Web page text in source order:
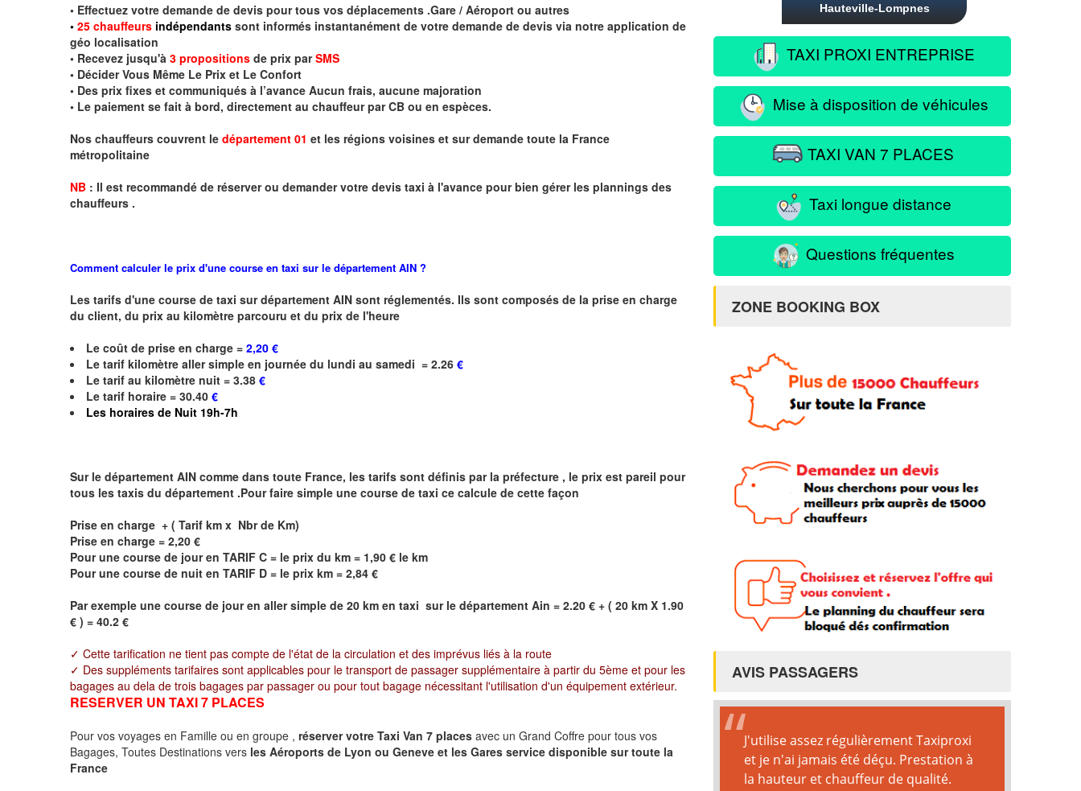
• Effectuez votre demande de devis pour tous vos déplacements .Gare / Aéroport ou autres
• 25 chauffeurs indépendants sont informés instantanément de votre demande de devis via notre application de
géo localisation
• Recevez jusqu'à 3 propositions de prix parSMS
• Décider Vous Même Le Prix et Le Confort
• Des prix fixes et communiqués à l’avance Aucun frais, aucune majoration
• Le paiement se fait à bord, directement au chauffeur par CB ou en espèces.
Nos chauffeurs couvrent le département 01 et les régions voisines et sur demande toute la France
métropolitaine
NB : Il est recommandé de réserverou demandervotre devis taxi à l'avance pour bien gérer les plannings des
chauffeurs .
Comment calculer le prix d'une course en taxi sur le département AIN ?
Les tarifs d'une course de taxi surdépartement AIN sont réglementés. Ils sont composés de la prise en charge
du client, du prix au kilomètre parcouru et du prix de l'heure
Le coût de prise en charge = 2,20 €
Le tarif kilomètre aller simple en journée du lundi au samedi = 2.26 €
Le tarif au kilomètre nuit = 3.38 €
Le tarif horaire = 30.40 €
Les horaires de Nuit 19h-7h
Sur le département AIN comme dans toute France, les tarifs sont définis par la préfecture , le prix est pareil pour
tous les taxis du département .Pour faire simple une course de taxi ce calcule de cette façon
Prise en charge + ( Tarif km x Nbr de Km)
Prise en charge = 2,20 €
Pour une course de jour en TARIF C = le prix du km = 1,90 € le km
Pour une course de nuit en TARIF D = le prix km = 2,84 €
Par exemple une course de jour en aller simple de 20 km en taxi sur le département Ain = 2.20 € + ( 20 km X 1.90
€ ) = 40.2 €
✓ Cette tarification ne tient pas compte de l'état de la circulation et des imprévus liés à la route
✓ Des suppléments tarifaires sont applicables pour le transport de passager supplémentaire à partir du 5ème et pour les
bagages au dela de trois bagages par passager ou pour tout bagage nécessitant l'utilisation d'un équipement extérieur.
RESERVER UN TAXI 7 PLACES
Pour vos voyages en Famille ou en groupe , réserver votre Taxi Van 7 places avec un Grand Coffre pour tous vos
Bagages, Toutes Destinations vers les Aéroports de Lyon ou Geneve et les Gares service disponible sur toute la
France
Hauteville-Lompnes
TAXI PROXI ENTREPRISE
Mise à disposition de véhicules
TAXI VAN 7 PLACES
Taxi longue distance
Questions fréquentes
ZONE BOOKING BOX
AVIS PASSAGERS